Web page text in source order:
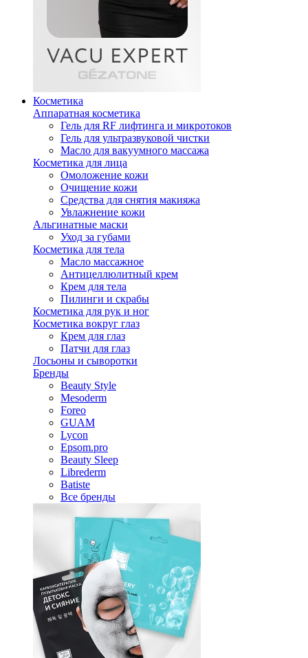
Косметика
Аппаратная косметика
Гель для RF лифтинга и микротоков
Гель для ультразвуковой чистки
Масло для вакуумного массажа
Косметика для лица
Омоложение кожи
Очищение кожи
Средства для снятия макияжа
Увлажнение кожи
Альгинатные маски
Уход за губами
Косметика для тела
Масло массажное
Антицеллюлитный крем
Крем для тела
Пилинги и скрабы
Косметика для рук и ног
Косметика вокруг глаз
Крем для глаз
Патчи для глаз
Лосьоны и сыворотки
Бренды
Beauty Style
Mesoderm
Foreo
GUAM
Lycon
Epsom.pro
Beauty Sleep
Librederm
Batiste
Все бренды